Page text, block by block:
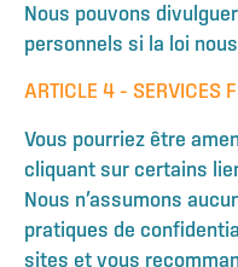
Nous pouvons
personnels si la loi
ARTICLE 4 – SERVICES
Vous pourriez être
cliquant sur certains
Nous n’assumons
pratiques de
sites et vous